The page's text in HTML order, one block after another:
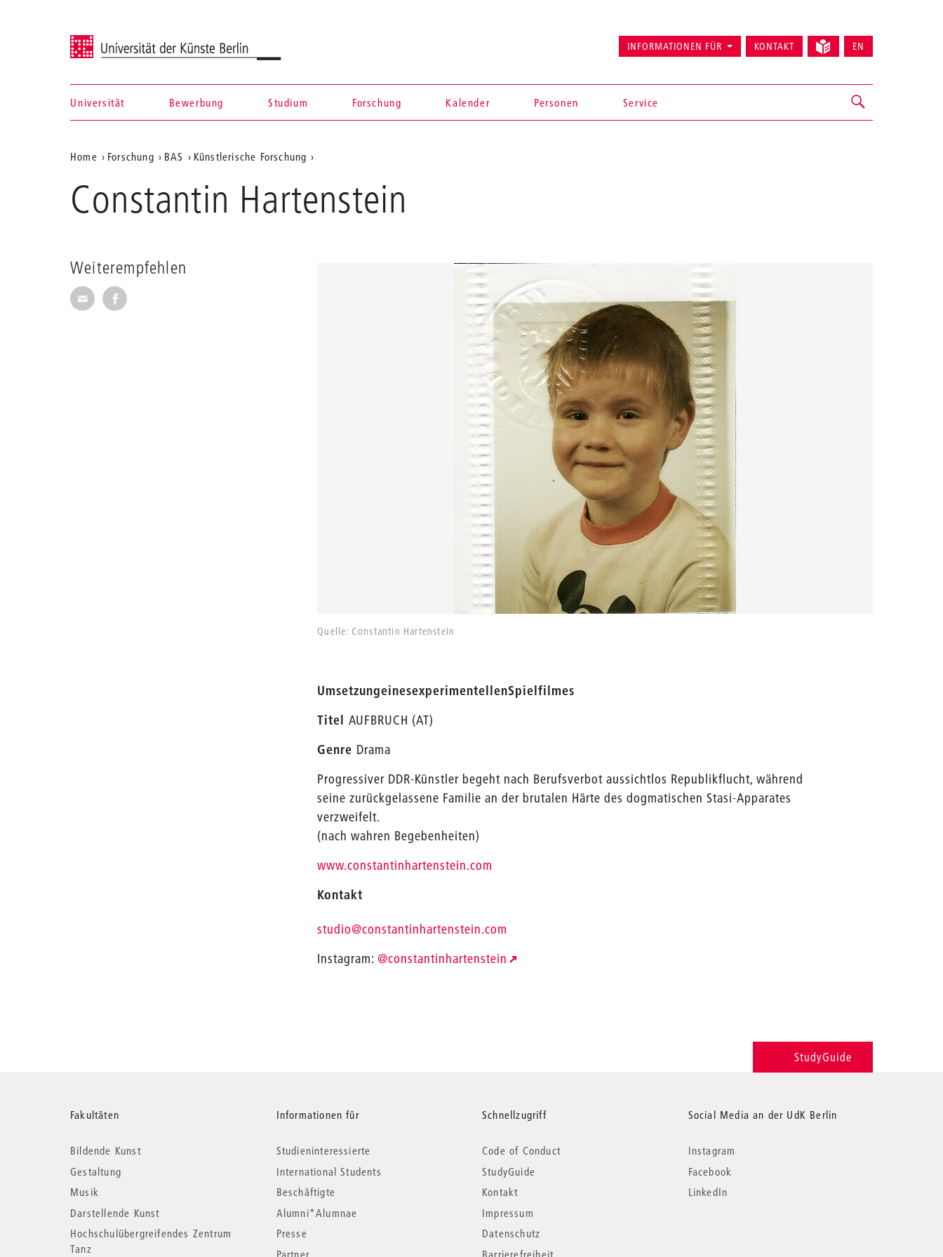
Universität der Künste Berlin
Navigation &
Suche
Universität Bewerbung Studium Forschung Kalender Personen Service
INFORMATIONEN FÜR KONTAKT EN
Aktuelle
Position
auf
Home Forschung BAS Künstlerische Forschung
Constantin Hartenstein
Weiterempfehlen
Seite per E-Mail weiterempfehlen
Seite auf Facebook weiterempfehlen
Quelle: Constantin Hartenstein
UmsetzungeinesexperimentellenSpielfilmes
TitelAUFBRUCH (AT)
Genre Drama
Progressiver DDR-Künstler begeht nach Berufsverbot aussichtlos Republikflucht, während
seine zurückgelassene Familie an der brutalen Härte des dogmatischen Stasi-Apparates
verzweifelt.
(nach wahren Begebenheiten)
www.constantinhartenstein.com
Kontakt
studio_
@constantinhartenstein.com
Instagram:@constantinhartenstein
StudyGuide
Weitere
Informationen
Fakultäten
Bildende Kunst
Gestaltung
Musik
Darstellende Kunst
Hochschulübergreifendes Zentrum
Tanz
Informationen für
Studieninteressierte
International Students
Beschäftigte
Alumni*Alumnae
Presse
Partner
Schnellzugriff
Code of Conduct
StudyGuide
Kontakt
Impressum
Datenschutz
Barrierefreiheit
Social Media an der UdK Berlin
Instagram
Facebook
LinkedIn